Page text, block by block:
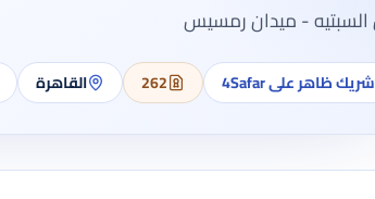
شريك ظاهر على 4Safar 262 القاهرة